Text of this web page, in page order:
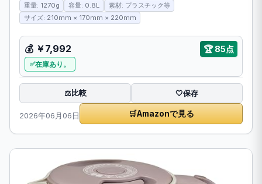
重量: 1270g 容量: 0.8L
素材: プラスチック等
サイズ: 210mm × 170mm × 220mm
💰 ￥7,992 🏆85点
在庫あり。
⚖️比較 🤍保存
2026年06月06日 🛒Amazonで見る